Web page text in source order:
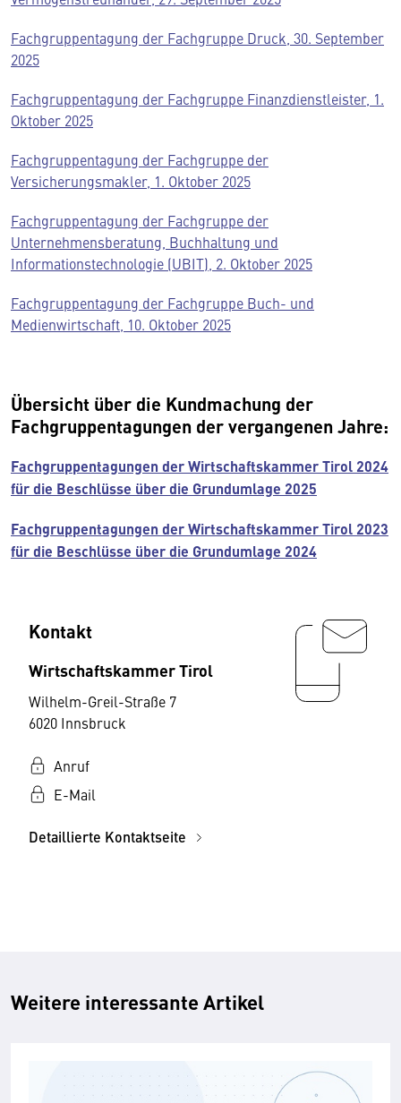
Fachgruppentagung der Fachgruppe Druck, 30. September
2025
Fachgruppentagung der Fachgruppe Finanzdienstleister, 1.
Oktober 2025
Fachgruppentagung der Fachgruppe der
Versicherungsmakler, 1. Oktober 2025
Fachgruppentagung der Fachgruppe der
Unternehmensberatung, Buchhaltung und
Informationstechnologie (UBIT), 2. Oktober 2025
Fachgruppentagung der Fachgruppe Buch- und
Medienwirtschaft, 10. Oktober 2025
Übersicht über die Kundmachung der
Fachgruppentagungen der vergangenen Jahre:
Fachgruppentagungen der Wirtschaftskammer Tirol 2024
für die Beschlüsse über die Grundumlage 2025
Fachgruppentagungen der Wirtschaftskammer Tirol 2023
für die Beschlüsse über die Grundumlage 2024
Kontakt
Wirtschaftskammer Tirol
Wilhelm-Greil-Straße 7
6020 Innsbruck
Anruf
E-Mail
Detaillierte Kontaktseite
Weitere interessante Artikel